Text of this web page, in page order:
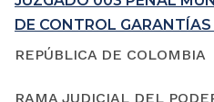
DE CONTROL
REPÚBLICA DE COLOMBIA
RAMA JUDICIAL DEL